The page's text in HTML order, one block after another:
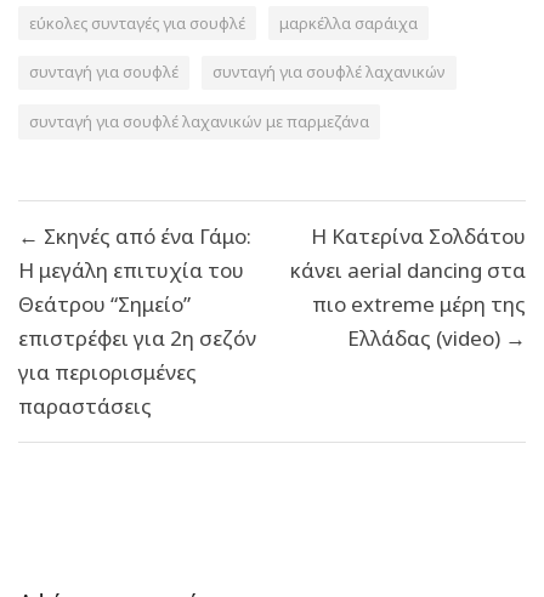
εύκολες συνταγές για σουφλέ μαρκέλλα σαράιχα
συνταγή για σουφλέ συνταγή για σουφλέ λαχανικών
συνταγή για σουφλέ λαχανικών με παρμεζάνα
άρθρων
← Σκηνές από ένα Γάμο:
Η μεγάλη επιτυχία του
Θεάτρου “Σημείο”
επιστρέφει για 2η σεζόν
για περιορισμένες
παραστάσεις
Η Κατερίνα Σολδάτου
κάνει aerial dancing στα
πιο extreme μέρη της
Ελλάδας (video) →